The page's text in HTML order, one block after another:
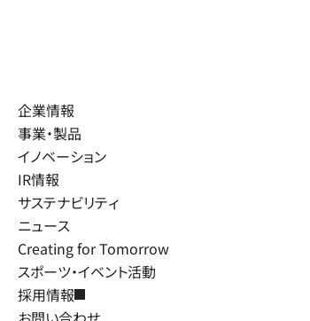
企業情報
事業・製品
イノベーション
IR情報
サステナビリティ
ニュース
Creating for Tomorrow
スポーツ・イベント活動
採用情報